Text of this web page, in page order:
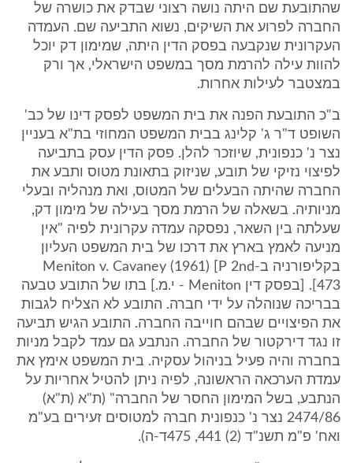
שהתובעת שם היתה נושה רצוני שבדק את כושרה של
החברה לפרוע את השיקים, נשוא התביעה שם. העמדה
העקרונית שנקבעה בפסק הדין היתה, שמימון דק יוכל
להוות עילה להרמת מסך במשפט הישראלי, אך ורק
במצטבר לעילות אחרות.
ב"כ התובעת הפנה את בית המשפט לפסק דינו של כב'
השופט ד"ר ג' קלינג בבית המשפט המחוזי בת"א בעניין
נצר נ' כנפונית, שיוזכר להלן. פסק הדין עסק בתביעה
לפיצוי נזיקי של תובע, שניזוק בתאונת מטוס ותבע את
החברה שהיתה הבעלים של המטוס, ואת מנהליה ובעלי
מניותיה. בשאלה של הרמת מסך בעילה של מימון דק,
שעלתה בין השאר, נפסקה עמדה עקרונית לפיה "אין
מניעה לאמץ בארץ את דרכו של בית המשפט העליון
בקליפורניה ב-Meniton v. Cavaney (1961) [P 2nd
473]. [בפסק דין Meniton - י.מ.] בתו של התובע טבעה
בבריכה שנוהלה על ידי חברה. התובע לא הצליח לגבות
את הפיצויים שבהם חוייבה החברה. התובע הגיש תביעה
זו נגד דירקטור של החברה. הנתבע גם עמד לקבל מניות
בחברה והיה פעיל בניהול עסקיה. בית המשפט אימץ את
עמדת הערכאה הראשונה, לפיה ניתן להטיל אחריות על
הנתבע, בשל המימון החסר של החברה" (ת"א (ת"א)
2474/86 נצר נ' כנפונית חברה למטוסים זעירים בע"מ
ואח' פ"מ תשנ"ד (2) 441, 475ד-ה).